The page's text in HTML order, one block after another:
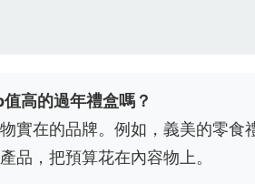
高的過年禮盒嗎？
實在的品牌。例如，義美的零食
品，把預算花在內容物上。